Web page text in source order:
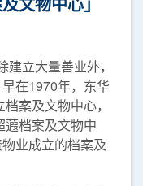
立大量善业外，
在1970年，东华
案及文物中心，
蕸档案及文物中
业成立的档案及